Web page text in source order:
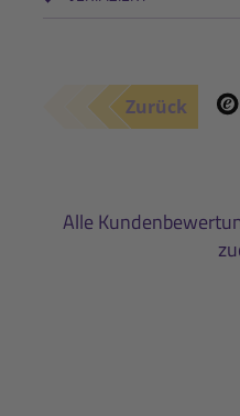
Zurück
Alle